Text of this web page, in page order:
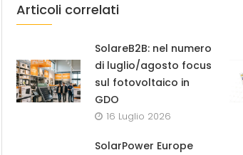
Articoli correlati
SolareB2B: nel numero
di luglio/agosto focus
sul fotovoltaico in
GDO
16 Luglio 2026
SolarPower Europe